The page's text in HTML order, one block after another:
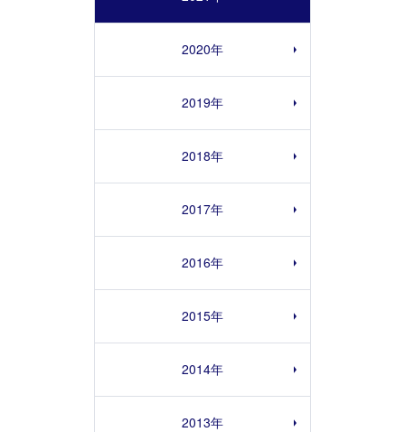
2020年
2019年
2018年
2017年
2016年
2015年
2014年
2013年